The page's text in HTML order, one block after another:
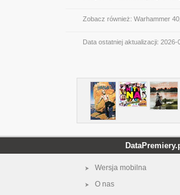
Zobacz również: Warhammer
Data ostatniej aktualizacji: 2026-
Wersja mobilna
O nas